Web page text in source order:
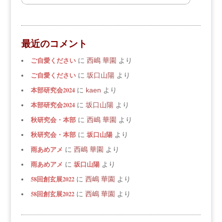
最近のコメント
ご自愛くださいに 西嶋 華園 より
ご自愛くださいに 坂口山陽より
本部研究会2024に kaen より
本部研究会2024に 坂口山陽より
秋研究会・本部に 西嶋 華園 より
秋研究会・本部に 坂口山陽より
雨あめアメ に 西嶋 華園 より
雨あめアメ に 坂口山陽より
58回創玄展2022に 西嶋 華園 より
58回創玄展2022に 西嶋 華園 より